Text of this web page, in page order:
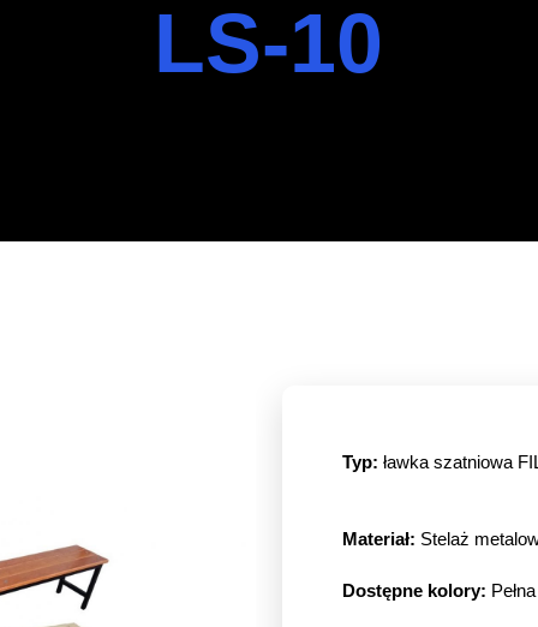
LS-10
Typ: ławka szatniowa
Materiał: Stelaż
Dostępne kolory: